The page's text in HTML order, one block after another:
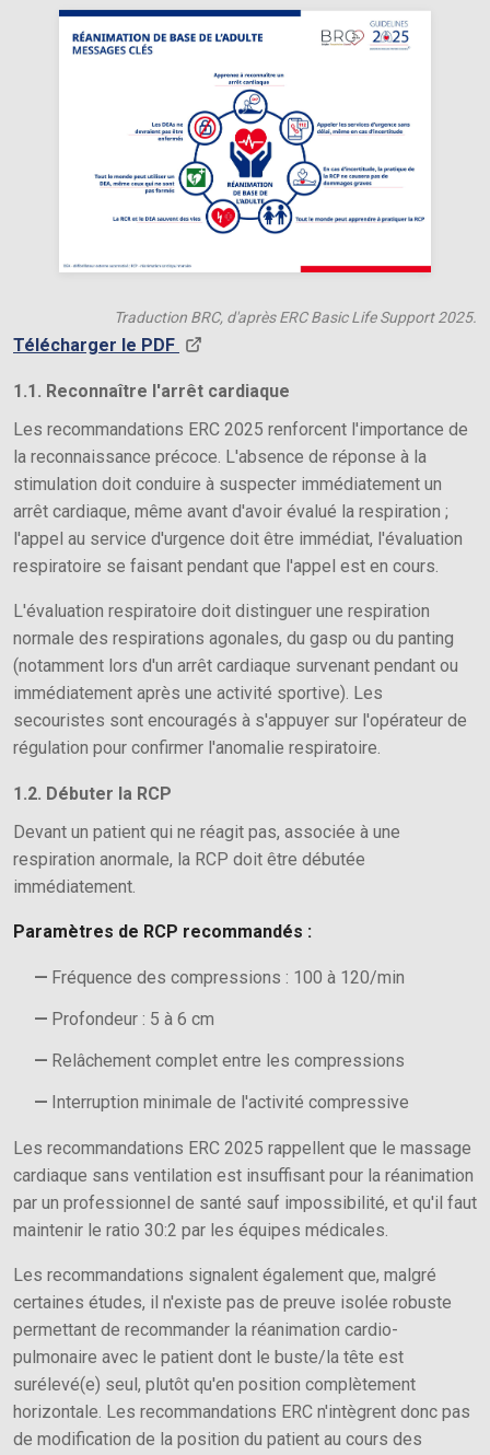
Traduction BRC, d'après ERC Basic Life Support 2025.
Télécharger le PDF
1.1. Reconnaître l'arrêt cardiaque
Les recommandations ERC 2025 renforcent l'importance de
la reconnaissance précoce. L'absence de réponse à la
stimulation doit conduire à suspecter immédiatement un
arrêt cardiaque, même avant d'avoir évalué la respiration ;
l'appel au service d'urgence doit être immédiat, l'évaluation
respiratoire se faisant pendant que l'appel est en cours.
L'évaluation respiratoire doit distinguer une respiration
normale des respirations agonales, du gasp ou du panting
(notamment lors d'un arrêt cardiaque survenant pendant ou
immédiatement après une activité sportive). Les
secouristes sont encouragés à s'appuyer sur l'opérateur de
régulation pour confirmer l'anomalie respiratoire.
1.2. Débuter la RCP
Devant un patient qui ne réagit pas, associée à une
respiration anormale, la RCP doit être débutée
immédiatement.
Paramètres de RCP recommandés :
Fréquence des compressions : 100 à 120/min
Profondeur : 5 à 6 cm
Relâchement complet entre les compressions
Interruption minimale de l'activité compressive
Les recommandations ERC 2025 rappellent que le massage
cardiaque sans ventilation est insuffisant pour la réanimation
par un professionnel de santé sauf impossibilité, et qu'il faut
maintenir le ratio 30:2 par les équipes médicales.
Les recommandations signalent également que, malgré
certaines études, il n'existe pas de preuve isolée robuste
permettant de recommander la réanimation cardio-
pulmonaire avec le patient dont le buste/la tête est
surélevé(e) seul, plutôt qu'en position complètement
horizontale. Les recommandations ERC n'intègrent donc pas
de modification de la position du patient au cours des